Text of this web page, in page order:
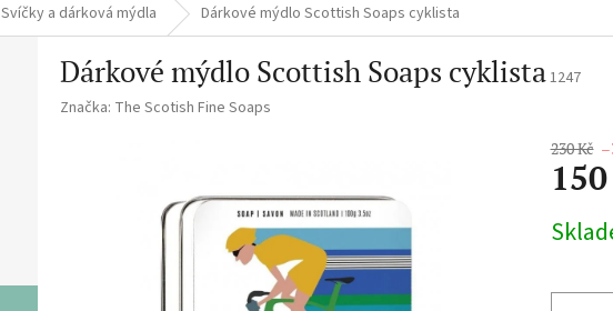
Svíčky a dárková mýdla Dárkové mýdlo Scottish Soaps cyklista
Dárkové mýdlo Scottish Soaps cyklista1247
Značka: The Scotish Fine Soaps
230 Kč
cena: